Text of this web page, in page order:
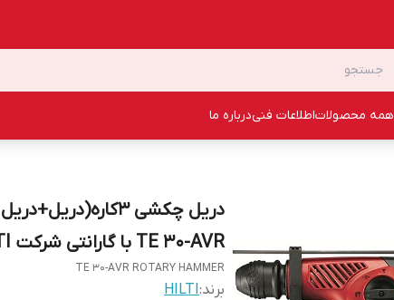
همه محصولاتاطلاعات فنیدرباره ما
TE 30-AVR با گارانتی شرکت HILTI
TE 30-AVR ROTARY HAMMER
برند:HILTI